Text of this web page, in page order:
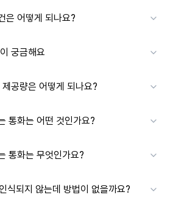
은 어떻게 되나요?
궁금해요
공량은 어떻게 되나요?
통화는 어떤 것인가요?
통화는 무엇인가요?
식되지 않는데 방법이 없을까요?